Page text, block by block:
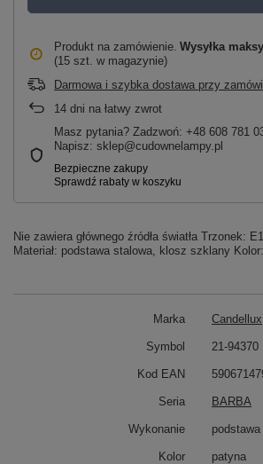
Produkt na zamówienie Wysyłka
(15 szt. w magazynie)
Darmowa i szybka dostawa przy
14 dni na łatwy zwrot
Masz pytania? Zadzwoń: +48 608 781
Napisz: sklep@cudownelampy.pl
Nie zawiera głównego źródła światła Trzonek:
Materiał: podstawa stalowa, klosz szklany
Marka Candellux
Symbol 21-94370
Kod EAN
Seria BARBA
Wykonanie
Kolor patyna